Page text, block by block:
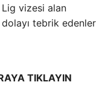
vizesi alan
tebrik edenler
TIKLAYIN